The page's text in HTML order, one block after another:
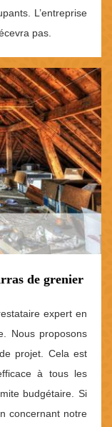
L’entreprise
pas.
de grenier
expert en
Nous proposons
projet. Cela est
à tous les
budgétaire. Si
concernant notre